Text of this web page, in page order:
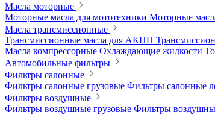
Масла моторные
Моторные масла для мототехники Моторные
Масла трансмиссионные
Трансмиссионные масла для АКПП
Масла компрессорные Охлаждающие жидкости
Автомобильные фильтры
Фильтры салонные
Фильтры салонные грузовые Фильтры салонные
Фильтры воздушные
Фильтры воздушные грузовые Фильтры